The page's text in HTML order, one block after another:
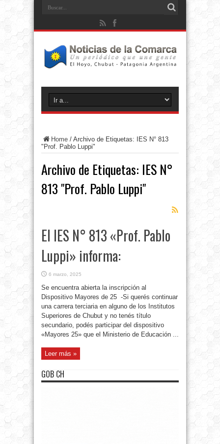
Home / Archivo de Etiquetas: IES N° 813
"Prof. Pablo Luppi"
Archivo de Etiquetas: IES N°
813 "Prof. Pablo Luppi"
El IES N° 813 «Prof. Pablo
Luppi» informa:
6 marzo, 2025
Se encuentra abierta la inscripción al
Dispositivo Mayores de 25 -Si querés continuar
una carrera terciaria en alguno de los Institutos
Superiores de Chubut y no tenés título
secundario, podés participar del dispositivo
«Mayores 25» que el Ministerio de Educación ...
Leer más »
GOB CH